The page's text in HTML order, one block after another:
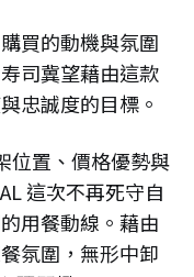
買的動機與氛圍
司冀望藉由這款
忠誠度的目標。​
位置、價格優勢與
這次不再死守自
用餐動線。藉由
氛圍，無形中卸